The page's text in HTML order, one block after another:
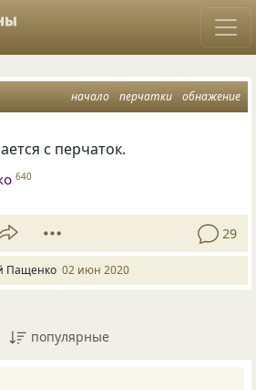
начало перчатки обнажение
с перчаток.
640
29
Пащенко 02 июн 2020
популярные